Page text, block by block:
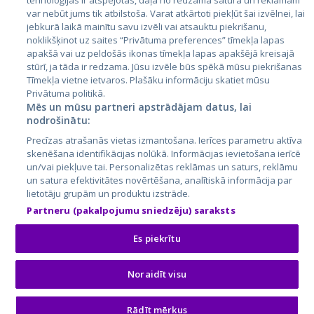
Lauris A.
ПРЕДЛОЖИТЬ ЗАКАЗ
City24.lv
City24.ee
GetaPro.lv
GetaPro.ee
Skelbiu.lt
Autoplius.lt
Aruodas.lt
Kainos.lt
Paslaugos.lt
auto24.ee
KV.ee
Osta.ee
KuldneBörs.ee
var nebūt jums tik atbilstoša. Varat atkārtoti piekļūt šai izvēlnei, lai
jebkurā laikā mainītu savu izvēli vai atsauktu piekrišanu,
noklikšķinot uz saites “Privātuma preferences” tīmekļa lapas
apakšā vai uz peldošās ikonas tīmekļa lapas apakšējā kreisajā
stūrī, ja tāda ir redzama. Jūsu izvēle būs spēkā mūsu piekrišanas
Tīmekļa vietne ietvaros. Plašāku informāciju skatiet mūsu
Privātuma politikā.
Mēs un mūsu partneri apstrādājam datus, lai
nodrošinātu:
Precīzas atrašanās vietas izmantošana. Ierīces parametru aktīva
skenēšana identifikācijas nolūkā. Informācijas ievietošana ierīcē
un/vai piekļuve tai. Personalizētas reklāmas un saturs, reklāmu
un satura efektivitātes novērtēšana, analītiskā informācija par
lietotāju grupām un produktu izstrāde.
Partneru (pakalpojumu sniedzēju) saraksts
Es piekrītu
Noraidīt visu
Rādīt mērķus